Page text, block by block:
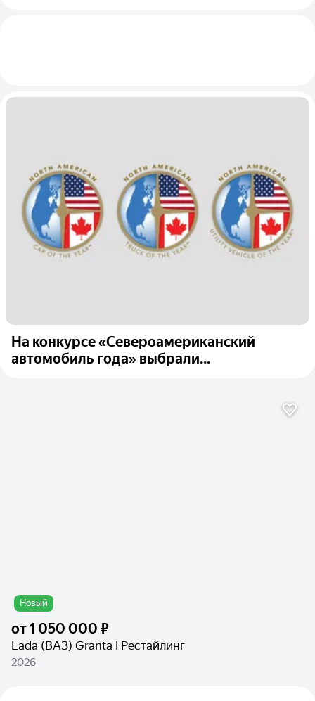
На конкурсе «Североамериканский
автомобиль года» выбрали...
Новый
от1 050 000 ₽
Lada (ВАЗ) Granta I Рестайлинг
2026